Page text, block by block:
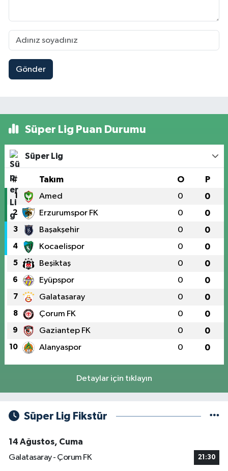
Gönder
Süper Lig Puan Durumu
Süper Lig
# Takım O P
1 Amed 0 0
2 Erzurumspor FK 0 0
3 Başakşehir 0 0
4 Kocaelispor 0 0
5 Beşiktaş 0 0
6 Eyüpspor 0 0
7 Galatasaray 0 0
8 Çorum FK 0 0
9 Gaziantep FK 0 0
10 Alanyaspor 0 0
Detaylar için tıklayın
Süper Lig Fikstür
14 Ağustos, Cuma
Galatasaray - Çorum FK
21:30